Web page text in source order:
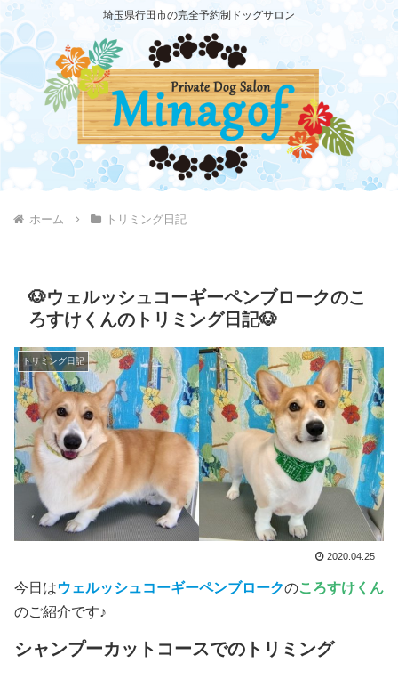
埼玉県行田市の完全予約制ドッグサロン
ホーム トリミング日記
🐶ウェルッシュコーギーペンブロークのこ
ろすけくんのトリミング日記🐶
トリミング日記
2020.04.25
今日はウェルッシュコーギーペンブロークのころすけくん
のご紹介です♪
シャンプーカットコースでのトリミング